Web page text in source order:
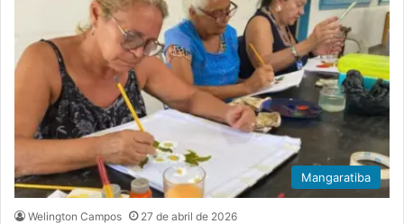
Mangaratiba
Welington Campos 27 de abril de 2026